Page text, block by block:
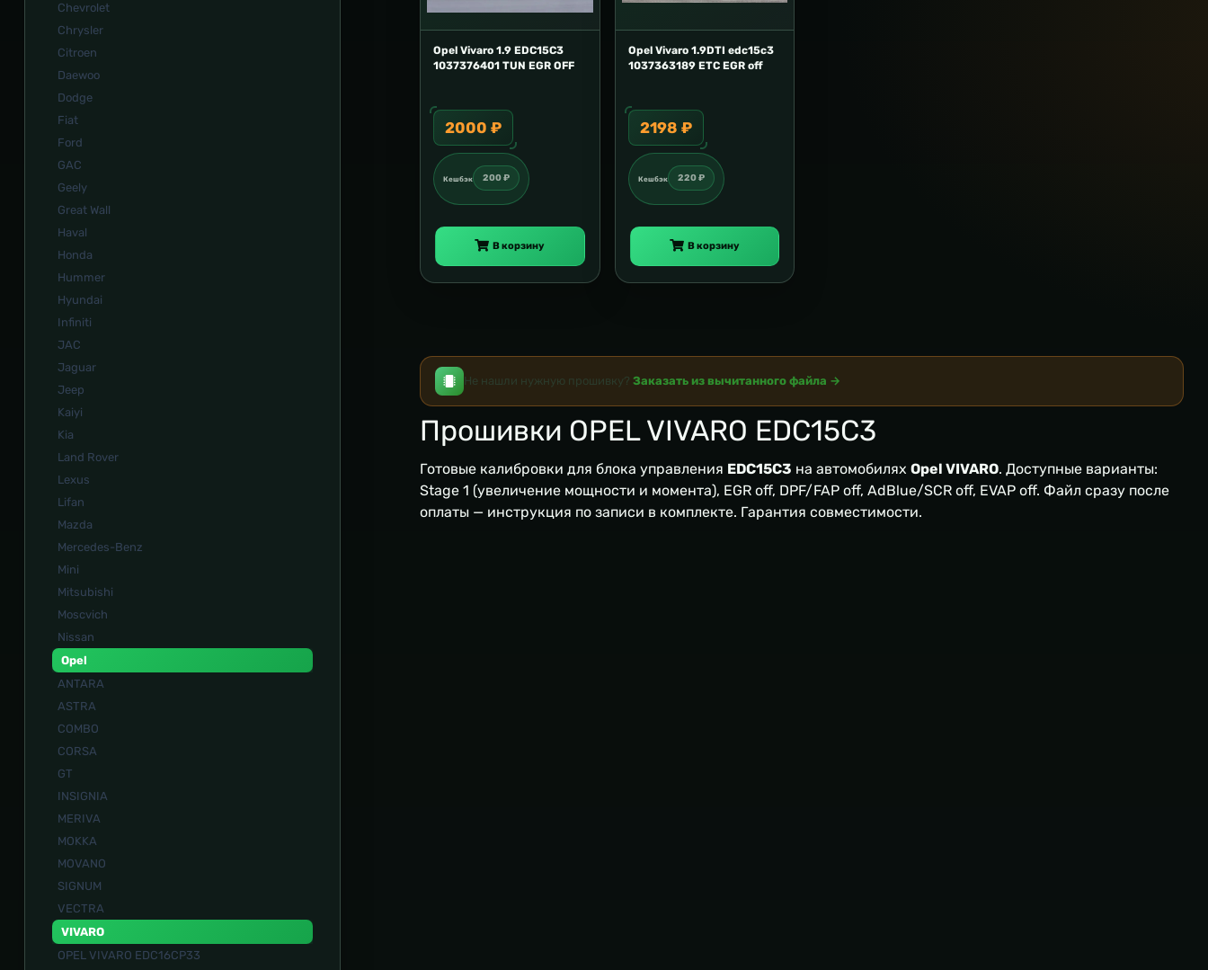
Chevrolet
Chrysler
Citroen
Daewoo
Dodge
Fiat
Ford
GAC
Geely
Great Wall
Haval
Honda
Hummer
Hyundai
Infiniti
JAC
Jaguar
Jeep
Kaiyi
Kia
Land Rover
Lexus
Lifan
Mazda
Mercedes-Benz
Mini
Mitsubishi
Moscvich
Nissan
Opel
ANTARA
ASTRA
COMBO
CORSA
GT
INSIGNIA
MERIVA
MOKKA
MOVANO
SIGNUM
VECTRA
VIVARO
OPEL VIVARO EDC16CP33
Opel Vivaro 1.9 EDC15С3
1037376401 TUN EGR OFF
2000 ₽
Кешбэк 200 ₽
В корзину
Opel Vivaro 1.9DTI edc15c3
1037363189 ETC EGR off
2198 ₽
Кешбэк 220 ₽
В корзину
Не нашли нужную прошивку? Заказать из вычитанного файла →
Прошивки OPEL VIVARO EDC15С3
Готовые калибровки для блока управления EDC15С3 на автомобилях Opel VIVARO. Доступные варианты:
Stage 1 (увеличение мощности и момента), EGR off, DPF/FAP off, AdBlue/SCR off, EVAP off. Файл сразу после
оплаты — инструкция по записи в комплекте. Гарантия совместимости.